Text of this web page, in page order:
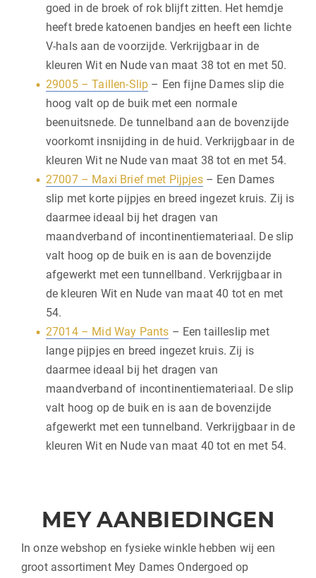
goed in de broek of rok blijft zitten. Het hemdje
heeft brede katoenen bandjes en heeft een lichte
V-hals aan de voorzijde. Verkrijgbaar in de
kleuren Wit en Nude van maat 38 tot en met 50.
29005 – Taillen-Slip – Een fijne Dames slip die
hoog valt op de buik met een normale
beenuitsnede. De tunnelband aan de bovenzijde
voorkomt insnijding in de huid. Verkrijgbaar in de
kleuren Wit ne Nude van maat 38 tot en met 54.
27007 – Maxi Brief met Pijpjes– Een Dames
slip met korte pijpjes en breed ingezet kruis. Zij is
daarmee ideaal bij het dragen van
maandverband of incontinentiemateriaal. De slip
valt hoog op de buik en is aan de bovenzijde
afgewerkt met een tunnellband. Verkrijgbaar in
de kleuren Wit en Nude van maat 40 tot en met
54.
27014 – Mid Way Pants – Een tailleslip met
lange pijpjes en breed ingezet kruis. Zij is
daarmee ideaal bij het dragen van
maandverband of incontinentiemateriaal. De slip
valt hoog op de buik en is aan de bovenzijde
afgewerkt met een tunnelband. Verkrijgbaar in de
kleuren Wit en Nude van maat 40 tot en met 54.
MEY AANBIEDINGEN
In onze webshop en fysieke winkle hebben wij een
groot assortiment Mey Dames Ondergoed op